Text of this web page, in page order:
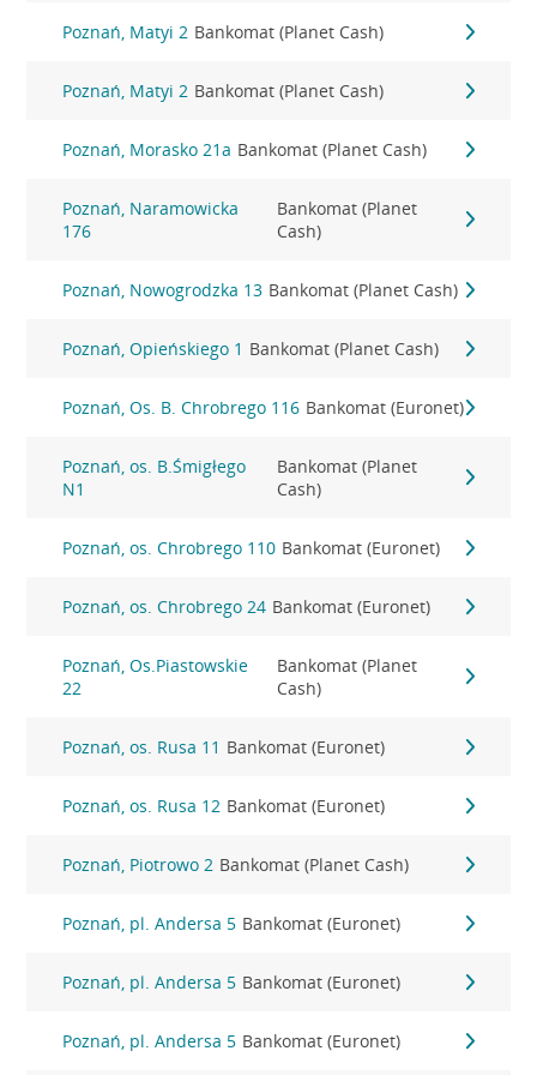
Poznań, Matyi 2 Bankomat (Planet Cash)
Poznań, Matyi 2 Bankomat (Planet Cash)
Poznań, Morasko 21a Bankomat (Planet Cash)
Poznań, Naramowicka
176
Bankomat (Planet
Cash)
Poznań, Nowogrodzka 13 Bankomat (Planet Cash)
Poznań, Opieńskiego 1 Bankomat (Planet Cash)
Poznań, Os. B. Chrobrego 116 Bankomat (Euronet)
Poznań, os. B.Śmigłego
N1
Bankomat (Planet
Cash)
Poznań, os. Chrobrego 110 Bankomat (Euronet)
Poznań, os. Chrobrego 24 Bankomat (Euronet)
Poznań, Os.Piastowskie
22
Bankomat (Planet
Cash)
Poznań, os. Rusa 11 Bankomat (Euronet)
Poznań, os. Rusa 12 Bankomat (Euronet)
Poznań, Piotrowo 2 Bankomat (Planet Cash)
Poznań, pl. Andersa 5 Bankomat (Euronet)
Poznań, pl. Andersa 5 Bankomat (Euronet)
Poznań, pl. Andersa 5 Bankomat (Euronet)